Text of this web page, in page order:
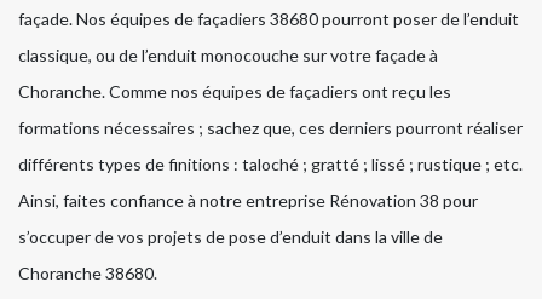
façade. Nos équipes de façadiers 38680 pourront poser de l’enduit
classique, ou de l’enduit monocouche sur votre façade à
Choranche. Comme nos équipes de façadiers ont reçu les
formations nécessaires ; sachez que, ces derniers pourront réaliser
différents types de finitions : taloché ; gratté ; lissé ; rustique ; etc.
Ainsi, faites confiance à notre entreprise Rénovation 38 pour
s’occuper de vos projets de pose d’enduit dans la ville de
Choranche 38680.